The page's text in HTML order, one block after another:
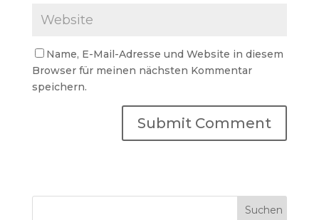
Name, E-Mail-Adresse und Website in diesem
Browser für meinen nächsten Kommentar
speichern.